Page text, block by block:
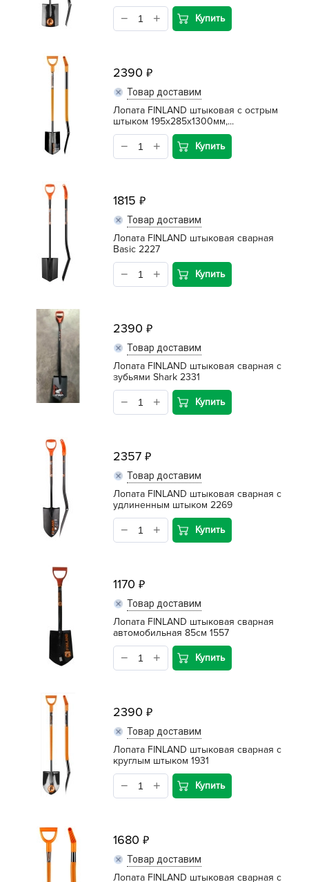
Купить
2390
Товар доставим
Лопата FINLAND штыковая с острым
штыком 195х285х1300мм,...
Купить
1815
Товар доставим
Лопата FINLAND штыковая сварная
Basic 2227
Купить
2390
Товар доставим
Лопата FINLAND штыковая сварная c
зубьями Shark 2331
Купить
2357
Товар доставим
Лопата FINLAND штыковая сварная c
удлиненным штыком 2269
Купить
1170
Товар доставим
Лопата FINLAND штыковая сварная
автомобильная 85см 1557
Купить
2390
Товар доставим
Лопата FINLAND штыковая сварная с
круглым штыком 1931
Купить
1680
Товар доставим
Лопата FINLAND штыковая сварная с